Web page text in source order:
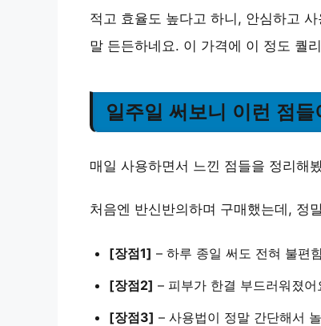
적고 효율도 높다고 하니, 안심하고
말 든든하네요. 이 가격에 이 정도 퀄
일주일 써보니 이런 점들
매일 사용하면서 느낀 점들을 정리해
처음엔 반신반의하며 구매했는데, 정
[장점1] – 하루 종일 써도 전혀 불편
[장점2] – 피부가 한결 부드러워졌어
[장점3] – 사용법이 정말 간단해서